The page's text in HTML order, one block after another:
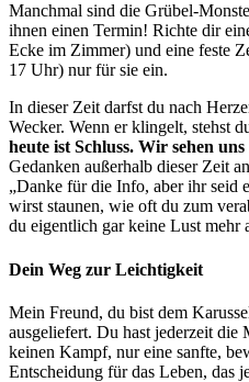
Manchmal sind die Grübel-
ihnen einen Termin! Richte dir
Ecke im Zimmer) und eine feste
17 Uhr) nur für sie ein.
In dieser Zeit darfst du nach
Wecker. Wenn er klingelt, stehst
heute ist Schluss. Wir sehen
Gedanken außerhalb dieser Zeit
„Danke für die Info, aber ihr seid
wirst staunen, wie oft du zum
du eigentlich gar keine Lust mehr
Dein Weg zur Leichtigkeit
Mein Freund, du bist dem
ausgeliefert. Du hast jederzeit die
keinen Kampf, nur eine sanfte,
Entscheidung für das Leben, das